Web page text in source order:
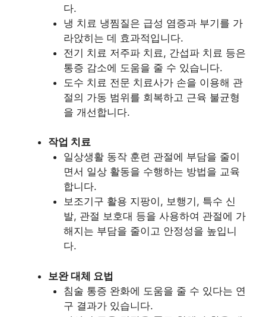
다.
냉 치료 냉찜질은 급성 염증과 부기를 가
라앉히는 데 효과적입니다.
전기 치료 저주파 치료, 간섭파 치료 등은
통증 감소에 도움을 줄 수 있습니다.
도수 치료 전문 치료사가 손을 이용해 관
절의 가동 범위를 회복하고 근육 불균형
을 개선합니다.
작업 치료
일상생활 동작 훈련 관절에 부담을 줄이
면서 일상 활동을 수행하는 방법을 교육
합니다.
보조기구 활용 지팡이, 보행기, 특수 신
발, 관절 보호대 등을 사용하여 관절에 가
해지는 부담을 줄이고 안정성을 높입니
다.
보완 대체 요법
침술 통증 완화에 도움을 줄 수 있다는 연
구 결과가 있습니다.